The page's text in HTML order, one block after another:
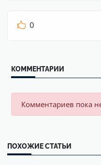
0
КОММЕНТАРИИ
Комментариев пока
ПОХОЖИЕ СТАТЬИ